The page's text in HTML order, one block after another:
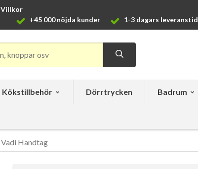
Villkor
+45 000 nöjda kunder
1-3 dagars leveranstid
Kökstillbehör Dörrtrycken Badrum
Vadi Handtag